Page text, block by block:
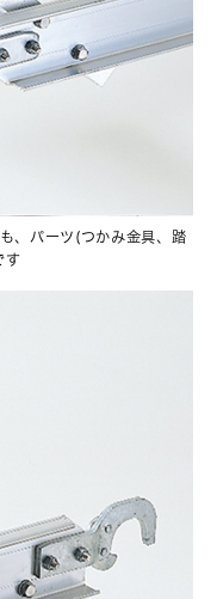
、パーツ(つかみ金具、踏
す